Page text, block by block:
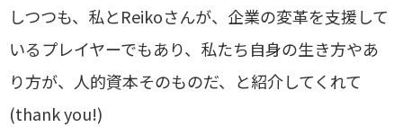
しつつも、私とReikoさんが、企業の変革を支援して
いるプレイヤーでもあり、私たち自身の生き方やあ
り方が、人的資本そのものだ、と紹介してくれて
(thank you!)